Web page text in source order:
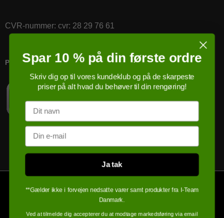
CVR-nummer: cvr: 28 29 76 61
PRICERUNNER KØBSGARANTI
Spar 10 % på din første ordre
Skriv dig op til vores kundeklub og på de skarpeste
priser på alt hvad du behøver til din rengøring!
Navn
Email
Ja tak
**Gælder ikke i forvejen nedsatte varer samt produkter fra I-Team
Danmark.
Ved at tilmelde dig accepterer du at modtage markedsføring via email